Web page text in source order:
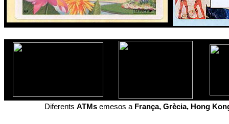
Diferents ATMs emesos a França, Grècia, Hong